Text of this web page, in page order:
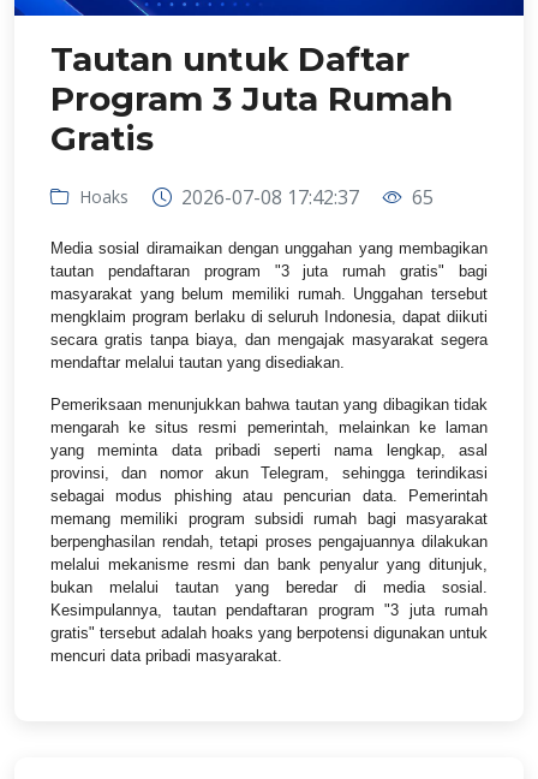
Tautan untuk Daftar
Program 3 Juta Rumah
Gratis
Hoaks 2026-07-08 17:42:37 65
Media sosial diramaikan dengan unggahan yang membagikan
tautan pendaftaran program "3 juta rumah gratis" bagi
masyarakat yang belum memiliki rumah. Unggahan tersebut
mengklaim program berlaku di seluruh Indonesia, dapat diikuti
secara gratis tanpa biaya, dan mengajak masyarakat segera
mendaftar melalui tautan yang disediakan.
Pemeriksaan menunjukkan bahwa tautan yang dibagikan tidak
mengarah ke situs resmi pemerintah, melainkan ke laman
yang meminta data pribadi seperti nama lengkap, asal
provinsi, dan nomor akun Telegram, sehingga terindikasi
sebagai modus phishing atau pencurian data. Pemerintah
memang memiliki program subsidi rumah bagi masyarakat
berpenghasilan rendah, tetapi proses pengajuannya dilakukan
melalui mekanisme resmi dan bank penyalur yang ditunjuk,
bukan melalui tautan yang beredar di media sosial.
Kesimpulannya, tautan pendaftaran program "3 juta rumah
gratis" tersebut adalah hoaks yang berpotensi digunakan untuk
mencuri data pribadi masyarakat.